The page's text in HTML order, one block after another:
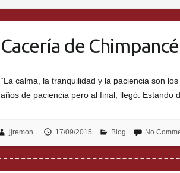
Cacería de
“La calma, la tranquilidad y la paciencia son
años de paciencia pero al final, llegó. Estando
jjremon 17/09/2015 Blog No